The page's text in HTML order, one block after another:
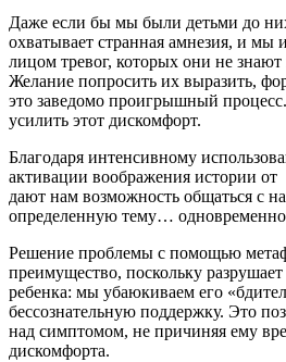
Даже если бы мы были детьми до
охватывает странная амнезия, и
лицом тревог, которых они не
Желание попросить их выразить,
это заведомо проигрышный
усилить этот дискомфорт.
Благодаря интенсивному
активации воображения истории от
дают нам возможность общаться с
определенную тему… одновременно
Решение проблемы с помощью
преимущество, поскольку
ребенка: мы убаюкиваем его
бессознательную поддержку. Это
над симптомом, не причиняя ему
дискомфорта.